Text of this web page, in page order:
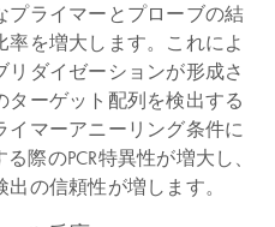
プライマーとプローブの結
を増大します。これによ
リダイゼーションが形成さ
ーゲット配列を検出する
イマーアニーリング条件に
際のPCR特異性が増大し、
の信頼性が増します。